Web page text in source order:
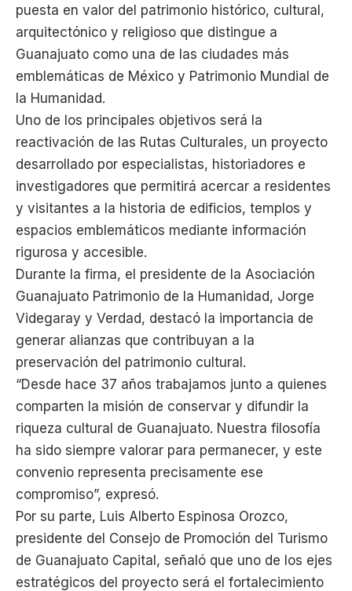
puesta en valor del patrimonio histórico, cultural,
arquitectónico y religioso que distingue a
Guanajuato como una de las ciudades más
emblemáticas de México y Patrimonio Mundial de
la Humanidad.
Uno de los principales objetivos será la
reactivación de las Rutas Culturales, un proyecto
desarrollado por especialistas, historiadores e
investigadores que permitirá acercar a residentes
y visitantes a la historia de edificios, templos y
espacios emblemáticos mediante información
rigurosa y accesible.
Durante la firma, el presidente de la Asociación
Guanajuato Patrimonio de la Humanidad, Jorge
Videgaray y Verdad, destacó la importancia de
generar alianzas que contribuyan a la
preservación del patrimonio cultural.
“Desde hace 37 años trabajamos junto a quienes
comparten la misión de conservar y difundir la
riqueza cultural de Guanajuato. Nuestra filosofía
ha sido siempre valorar para permanecer, y este
convenio representa precisamente ese
compromiso”, expresó.
Por su parte, Luis Alberto Espinosa Orozco,
presidente del Consejo de Promoción del Turismo
de Guanajuato Capital, señaló que uno de los ejes
estratégicos del proyecto será el fortalecimiento